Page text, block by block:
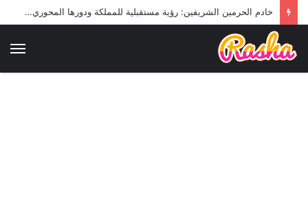
خادم الحرمين الشريفين: رؤية مستقبلية للمملكة ودورها المحوري في المنطقة